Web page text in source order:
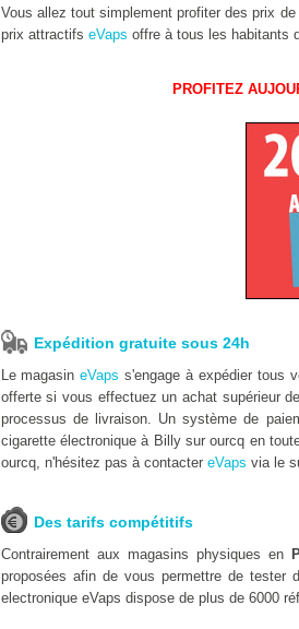
Vous allez tout simplement profiter des prix
prix attractifs eVaps offre à tous les habitants
PROFITEZ
Expédition gratuite sous 24h
Le magasineVaps s'engage à expédier tous
offerte si vous effectuez un achat supérieur
processus de livraison. Un système de
cigarette électronique à Billy sur ourcq en
ourcq, n'hésitez pas à contacter eVaps via le
Des tarifs compétitifs
Contrairement aux magasins physiques en
proposées afin de vous permettre de tester
electronique eVaps dispose de plus de 6000